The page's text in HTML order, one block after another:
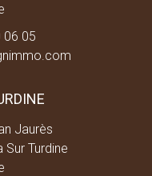
06 05
Jaurès
Turdine